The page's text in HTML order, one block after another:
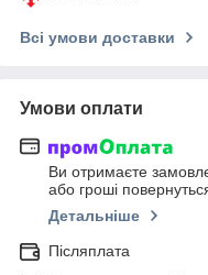
Всі умови доставки
Умови оплати
Ви отримаєте
або гроші
Детальніше
Післяплата